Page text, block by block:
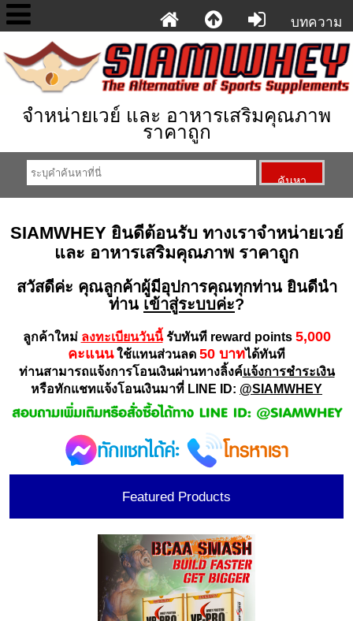
บทความ
จำหน่ายเวย์ และ อาหารเสริมคุณภาพ
ราคาถูก
SIAMWHEY ยินดีต้อนรับ ทางเราจำหน่ายเวย์
และ อาหารเสริมคุณภาพ ราคาถูก
สวัสดีค่ะ คุณลูกค้าผู้มีอุปการคุณทุกท่านยินดีนำ
ท่าน เข้าสู่ระบบค่ะ?
ลูกค้าใหม่ ลงทะเบียนวันนี้รับทันที reward points 5,000
คะแนนใช้แทนส่วนลด 50 บาทได้ทันที
ท่านสามารถแจ้งการโอนเงินผ่านทางลิ้งค์แจ้งการชำระเงิน
หรือทักแชทแจ้งโอนเงินมาที่ LINE ID: @SIAMWHEY
Featured Products